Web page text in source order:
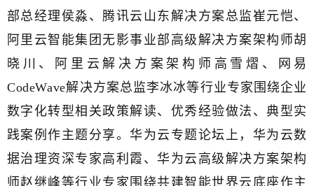
部总经理侯淼、腾讯云山东解决方案总监崔元恺、
阿里云智能集团无影事业部高级解决方案架构师胡
晓川、阿里云解决方案架构师高雪熠、网易
CodeWave解决方案总监李冰冰等行业专家围绕企业
数字化转型相关政策解读、优秀经验做法、典型实
践案例作主题分享。华为云专题论坛上，华为云数
据治理资深专家高利霞、华为云高级解决方案架构
师赵继峰等行业专家围绕共建智能世界云底座作主